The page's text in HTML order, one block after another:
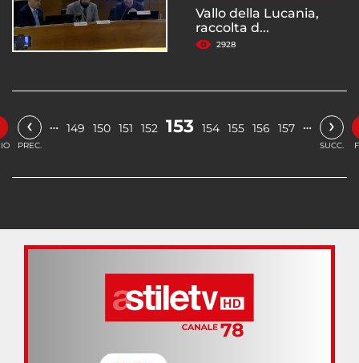
Vallo della Lucania,
raccolta d...
2928
‹
PREC.
… 149 150 151 152 153 154 155 156 157 … ›
SUCC.